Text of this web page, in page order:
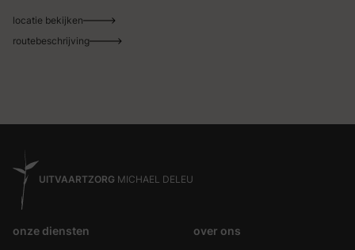
locatie bekijken
routebeschrijving
UITVAARTZORG MICHAEL DELEU
onze diensten over ons